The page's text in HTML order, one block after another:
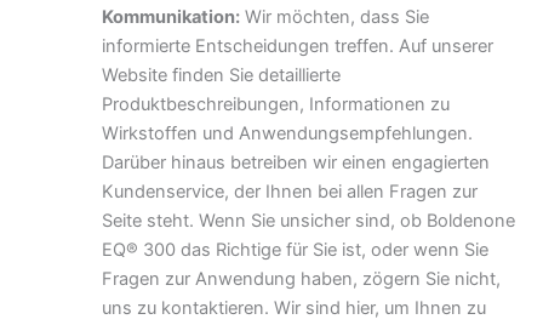
Kommunikation:Wir möchten, dass Sie
informierte Entscheidungen treffen. Auf unserer
Website finden Sie detaillierte
Produktbeschreibungen, Informationen zu
Wirkstoffen und Anwendungsempfehlungen.
Darüber hinaus betreiben wir einen engagierten
Kundenservice, der Ihnen bei allen Fragen zur
Seite steht. Wenn Sie unsicher sind, ob Boldenone
EQ® 300 das Richtige für Sie ist, oder wenn Sie
Fragen zur Anwendung haben, zögern Sie nicht,
uns zu kontaktieren. Wir sind hier, um Ihnen zu